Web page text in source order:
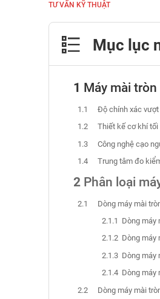
TƯ VẤN KỸ THUẬT
Mục lục
Máy mài
Độ chính xác
Thiết kế cơ khí
Công nghệ cạo
Trung tâm đo
Phân loại
Dòng máy mài
Dòng máy
Dòng máy
Dòng máy
Dòng máy
Dòng máy mài